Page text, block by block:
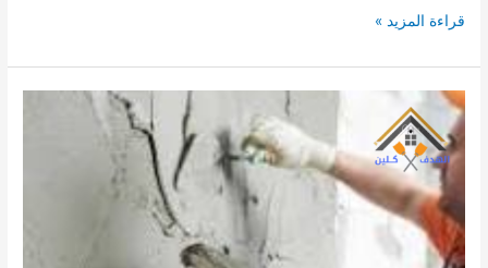
فني
بورد
بحائل
قراءة المزيد »